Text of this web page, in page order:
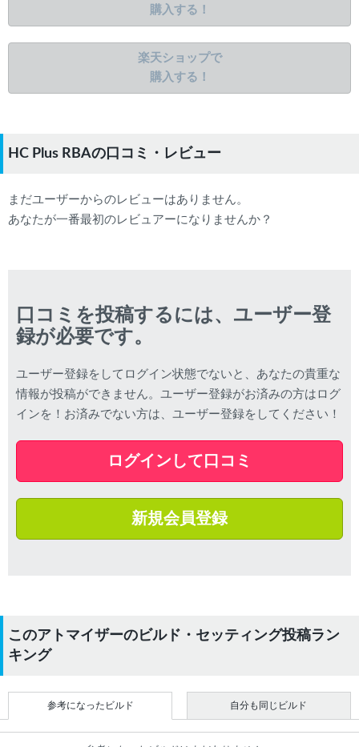
購入する！
楽天ショップで
購入する！
HC Plus RBAの口コミ・レビュー
まだユーザーからのレビューはありません。
あなたが一番最初のレビュアーになりませんか？
口コミを投稿するには、ユーザー登
録が必要です。
ユーザー登録をしてログイン状態でないと、あなたの貴重な
情報が投稿ができません。ユーザー登録がお済みの方はログ
インを！お済みでない方は、ユーザー登録をしてください！
ログインして口コミ
新規会員登録
このアトマイザーのビルド・セッティング投稿ラン
キング
参考になったビルド 自分も同じビルド